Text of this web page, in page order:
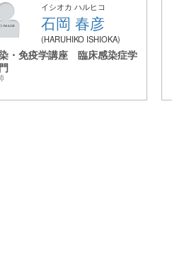
イシオカ ハルヒコ
石岡 春彦
HARUHIKO ISHIOKA
・免疫学講座 臨床感染症学